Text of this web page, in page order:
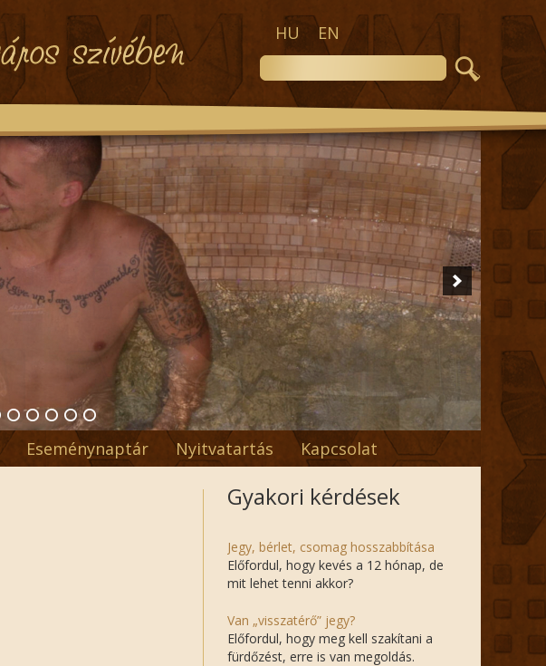
HU EN
Eseménynaptár Nyitvatartás Kapcsolat
Gyakori kérdések
Jegy, bérlet, csomag hosszabbítása
Előfordul, hogy kevés a 12 hónap, de
mit lehet tenni akkor?
Van „visszatérő” jegy?
Előfordul, hogy meg kell szakítani a
fürdőzést, erre is van megoldás.